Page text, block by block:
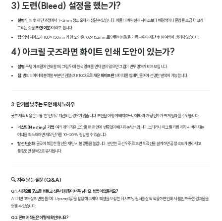
3) 도련(Bleed) 설정을 했는가?
설명: 인쇄 후 재단 과정에서 1~2mm 정도 오차가 생길 수 있습니다. 이를 대비해 실제 사이즈보다 배경색이나 문양을 조금 더 크게
그리는 것을도련(여분)이라고 합니다.
팁: 엽서 사이즈가 100×150mm라면, 도안은 102×152mm로 만들어 배경을 가득 채워야 재단 후 흰 여백이 생기지 않습니다.
4) 아크릴 굿즈라면 화이트 인쇄 도안이 있는가?
설명: 투명 아크릴에 인쇄할 때, 그림 뒤에 흰색 잉크를 먼저 깔지 않으면 그림이 반투명하게 비쳐 보입니다.
팁: 별도 레이어에 출력할 부분만 검정색(K100)으로 채운화이트 판데이터를 함께 만들어야 선명한 발색이 가능합니다.
3. 단가를 낮추는 도안 배치 노하우
굿즈 제작 비용은 보통 '판' 단위로 계산되는 경우가 많습니다. 도안을 어떻게 배치하느냐에 따라 개당 단가가 크게 달라질 수 있습니다.
네스팅(Nesting) 기법: 여러 개의 작은 도안을 한 판 안에 빈틈없이 배치하는 방식입니다. 스티커나 아크릴 키링 제작 시 버려지는
여백을 최소화하면 제작 단가를 10~20% 절감할 수 있습니다.
칼선 단순화: 굴곡이 복잡한 칼선은 재단 시 불량률을 높입니다. 완만한 곡선 위주로 도안 외곽선을 설계하면 공정 속도가 빨라지고
품질도 안정적으로 유지됩니다.
🔍 자주 묻는 질문 (Q&A)
Q1. 사진으로 굿즈를 만들고 싶은데 화질이 너무 낮아요. 방법이 없을까요?
AI 기반 고해상도 변환 툴(예: Upscayl 등)을 활용해 보세요. 픽셀을 보정한 뒤 샤프닝 필터를 살짝 적용하면 인쇄 시 훨씬 깨끗한 결과물을
얻을 수 있습니다.
Q2. 폰트 저작권은 어떻게 확인하나요?